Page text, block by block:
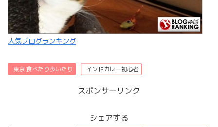
人気ブログランキング
東京 食べたり歩いたり インドカレー初心者
スポンサーリンク
シェアする